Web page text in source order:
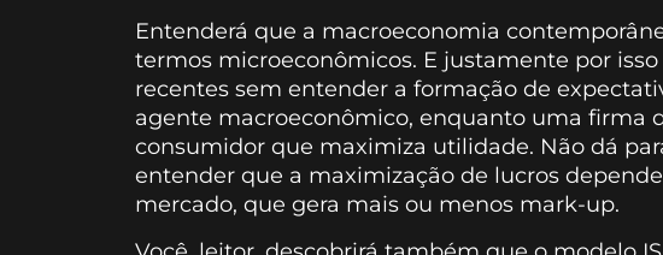
Entenderá que a macroeconomia
termos microeconômicos. E justamente por
recentes sem entender a formação de
agente macroeconômico, enquanto uma firma
consumidor que maximiza utilidade. Não dá
entender que a maximização de lucros
mercado, que gera mais ou menos mark-up.